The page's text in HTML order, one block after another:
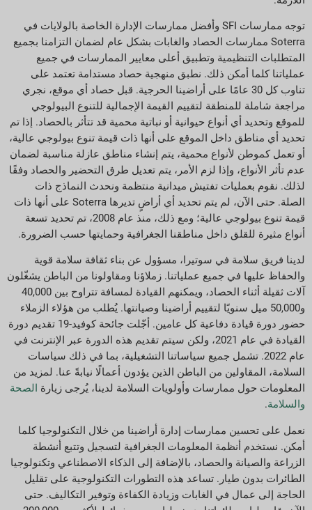
توجه ممارسات SFI وأفضل ممارسات الإدارة الخاصة بالولايات في
Soterra ممارسات الحصاد والغابات بشكل عام لضمان التزامنا بجميع
المتطلبات التنظيمية وتطبيق أعلى معايير الممارسات في جميع
عملياتنا كلما أمكن ذلك. نطبق منهجية حصاد مستدامة تعتمد على
تناوب كل 30 عامًا على أراضينا الحرجية. قبل حصاد أي موقع، نجري
مراجعة شاملة للمنطقة لتقييم القيمة الإجمالية للتنوع البيولوجي
للموقع وتحديد أي أنواع حيوانية أو نباتية محمية قد تتأثر بالحصاد. إذا تم
تحديد أي مناطق داخل الموقع على أنها ذات قيمة تنوع بيولوجي عالية،
أو تعمل كموطن لأنواع محمية، يتم إنشاء مناطق عازلة مناسبة لضمان
عدم تأثر الأنواع، وإذا لزم الأمر، يتم تعديل طرق التحضير والحصاد وفقًا
لذلك. نقوم بعمليات تفتيش ميدانية منتظمة ونحدث النماذج ذات
الصلة. حتى الآن، لم يتم تحديد أي أراضٍ تديرها Soterra على أنها ذات
قيمة تنوع بيولوجي عالية؛ ومع ذلك، منذ عام 2008، تم تحديد تسعة
أنواع مثيرة للقلق داخل مناطقنا الجغرافية وحمايتها حسب الضرورة.
لدينا فريق سلامة في سوتيرا، مسؤول عن بناء ثقافة سلامة قوية
والحفاظ عليها في جميع عملياتنا. زملاؤنا ومقاولونا من الباطن يشغّلون
آلات ثقيلة أثناء الحصاد، ويمكنهم القيادة لمسافة تتراوح بين 40,000
و50,000 ميل سنويًا لتقييم أراضينا وصيانتها. يُطلب من هؤلاء الزملاء
حضور دورة قيادة دفاعية كل عامين. أجّلت جائحة كوفيد-19 تقديم دورة
القيادة في عام 2021، ولكن سيتم تقديم هذه الدورة عبر الإنترنت في
عام 2022. تشمل جميع سياساتنا التشغيلية، بما في ذلك سياسات
السلامة، المقاولين من الباطن الذين يؤدون أعمالًا نيابةً عنا. لمزيد من
المعلومات حول ممارسات وأولويات السلامة لدينا، يُرجى زيارة الصحة
والسلامة.
نعمل على تحسين ممارسات إدارة أراضينا من خلال التكنولوجيا كلما
أمكن. نستخدم أنظمة المعلومات الجغرافية لتسجيل وتتبع أنشطة
الزراعة والصيانة والحصاد، بالإضافة إلى الذكاء الاصطناعي وتكنولوجيا
الطائرات بدون طيار. تساعد هذه التطورات التكنولوجية على تقليل
الحاجة إلى عمال في الغابات وزيادة الكفاءة وتوفير التكاليف. حتى